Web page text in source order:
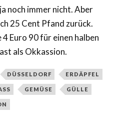
noch immer nicht. Aber
25 Cent Pfand zurück.
Euro 90 für einen halben
als Okkassion.
DÜSSELDORF ERDÄPFEL
GEMÜSE GÜLLE